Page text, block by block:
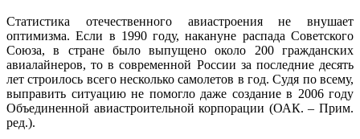
Статистика отечественного авиастроения не внушает
оптимизма. Если в 1990 году, накануне распада Советского
Союза, в стране было выпущено около 200 гражданских
авиалайнеров, то в современной России за последние десять
лет строилось всего несколько самолетов в год. Судя по всему,
выправить ситуацию не помогло даже создание в 2006году
Объединенной авиастроительной корпорации (ОАК. – Прим.
ред.).